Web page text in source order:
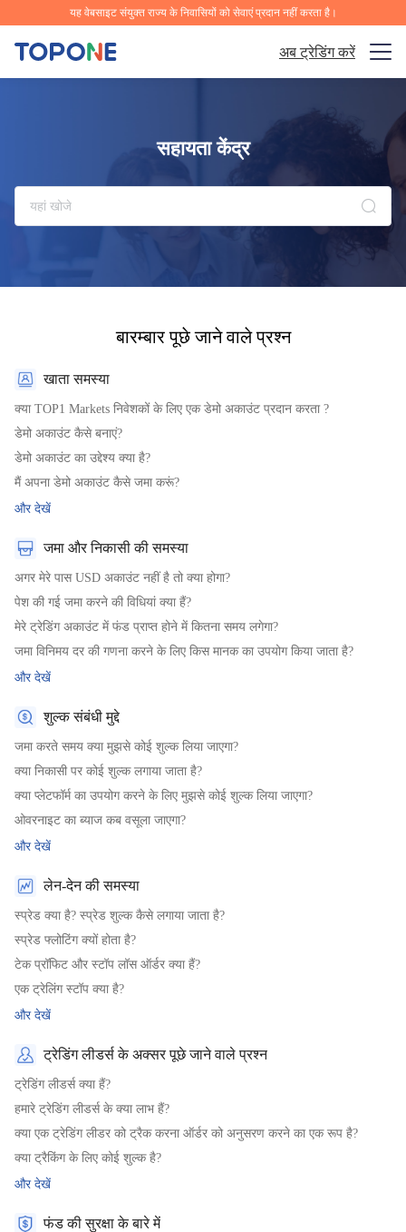
यह वेबसाइट संयुक्त राज्य के निवासियों को सेवाएं प्रदान नहीं करता है।
अब ट्रेडिंग करें
समुदाय
कंपनी
Trader
सहायता केंद्र
बारम्बार पूछे जाने वाले प्रश्न
खाता समस्या
क्या TOP1 Markets निवेशकों के लिए एक डेमो अकाउंट प्रदान करता ?
डेमो अकाउंट कैसे बनाएं?
डेमो अकाउंट का उद्देश्य क्या है?
मैं अपना डेमो अकाउंट कैसे जमा करूं?
और देखें
जमा और निकासी की समस्या
अगर मेरे पास USD अकाउंट नहीं है तो क्या होगा?
पेश की गई जमा करने की विधियां क्या हैं?
मेरे ट्रेडिंग अकाउंट में फंड प्राप्त होने में कितना समय लगेगा?
जमा विनिमय दर की गणना करने के लिए किस मानक का उपयोग किया जाता है?
और देखें
शुल्क संबंधी मुद्दे
जमा करते समय क्या मुझसे कोई शुल्क लिया जाएगा?
क्या निकासी पर कोई शुल्क लगाया जाता है?
क्या प्लेटफॉर्म का उपयोग करने के लिए मुझसे कोई शुल्क लिया जाएगा?
ओवरनाइट का ब्याज कब वसूला जाएगा?
और देखें
लेन-देन की समस्या
स्प्रेड क्या है? स्प्रेड शुल्क कैसे लगाया जाता है?
स्प्रेड फ्लोटिंग क्यों होता है?
टेक प्रॉफिट और स्टॉप लॉस ऑर्डर क्या हैं?
एक ट्रेलिंग स्टॉप क्या है?
और देखें
ट्रेडिंग लीडर्स के अक्सर पूछे जाने वाले प्रश्न
ट्रेडिंग लीडर्स क्या हैं?
हमारे ट्रेडिंग लीडर्स के क्या लाभ हैं?
क्या एक ट्रेडिंग लीडर को ट्रैक करना ऑर्डर को अनुसरण करने का एक रूप है?
क्या ट्रैकिंग के लिए कोई शुल्क है?
और देखें
फंड की सुरक्षा के बारे में